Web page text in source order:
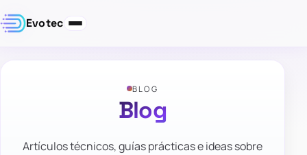
Evotec
BLOG
Blog
Artículos técnicos, guías prácticas e ideas sobre